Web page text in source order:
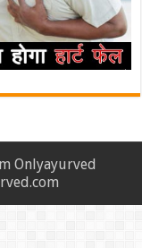
Onlyayurved